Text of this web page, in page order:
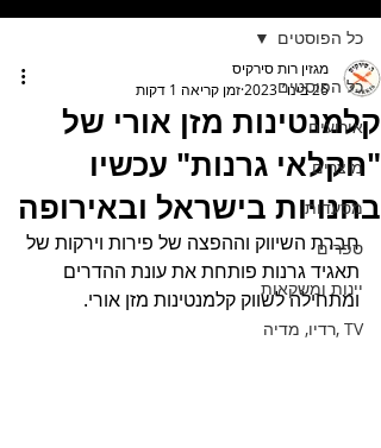
כל הפוסטים
אירועים
מוצרים
מסעדות
ספרים
יינות ומשקאות
TV ,רדיו, מדיה
כל הפוסטים
קלמנטינות מזן אורי של
"חקלאי גרנות" עכשיו
בחנויות בישראל ובאירופה
מגזין רות סירקיס
26 בינו׳ 2023
זמן קריאה 1 דקות
חברת השיווק וההפצה של פירות וירקות של
תאגיד גרנות פותחת את עונת ההדרים
ומתחילה לשווק קלמנטינות מזן אורי.